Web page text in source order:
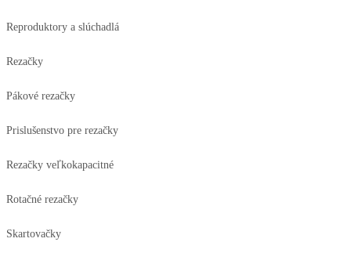
Reproduktory a slúchadlá
Rezačky
Pákové rezačky
Prislušenstvo pre rezačky
Rezačky veľkokapacitné
Rotačné rezačky
Skartovačky